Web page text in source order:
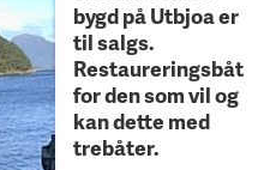
bygd på Utbjoa er
til salgs.
Restaureringsbåt
for den som vil og
kan dette med
trebåter.